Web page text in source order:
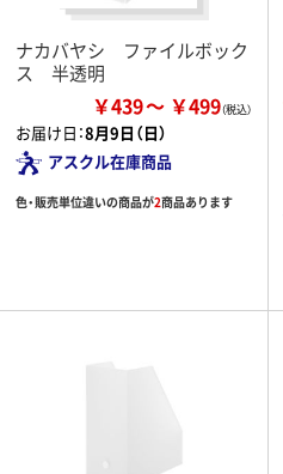
ナカバヤシ ファイルボック
ス 半透明
￥439 ￥499
お届け日：8月9日（日）
アスクル在庫商品
色・販売単位違いの商品が2商品あります